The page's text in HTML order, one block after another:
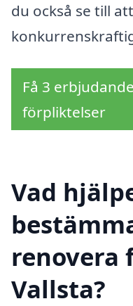
du också se till
Få 3
förpliktelser
Vad
renovera
Vallsta?